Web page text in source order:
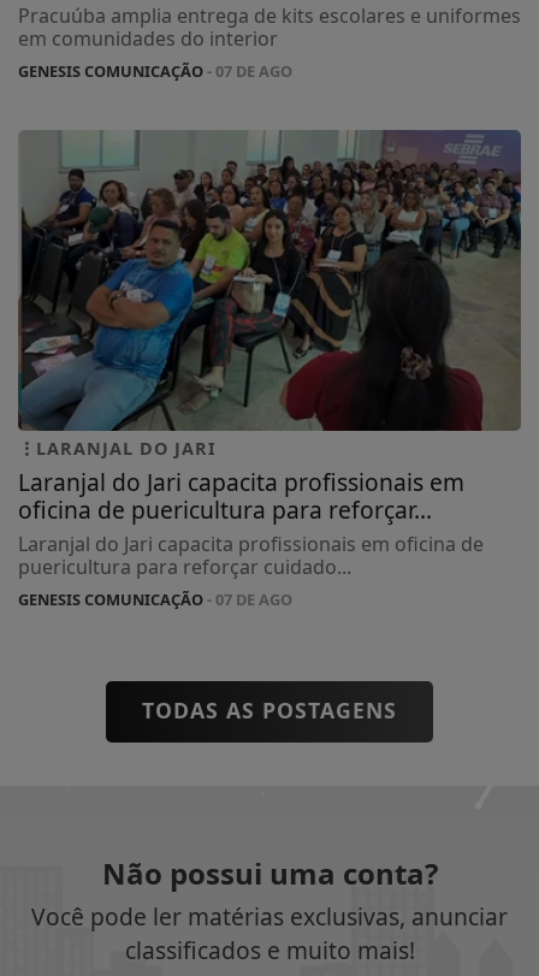
Pracuúba amplia entrega de kits escolares e uniformes
em comunidades do interior
GENESIS COMUNICAÇÃO- 07 DE AGO
LARANJAL DO JARI
Laranjal do Jari capacita profissionais em
oficina de puericultura para reforçar...
Laranjal do Jari capacita profissionais em oficina de
puericultura para reforçar cuidado...
GENESIS COMUNICAÇÃO- 07 DE AGO
TODAS AS POSTAGENS
Não possui uma conta?
Você pode ler matérias exclusivas, anunciar
classificados e muito mais!